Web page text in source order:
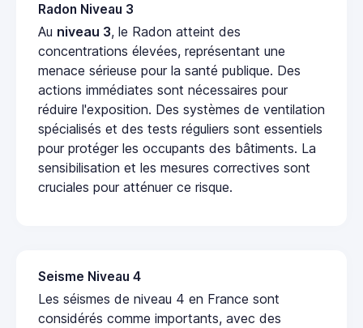
Radon Niveau 3
Au niveau 3, le Radon atteint des
concentrations élevées, représentant une
menace sérieuse pour la santé publique. Des
actions immédiates sont nécessaires pour
réduire l'exposition. Des systèmes de ventilation
spécialisés et des tests réguliers sont essentiels
pour protéger les occupants des bâtiments. La
sensibilisation et les mesures correctives sont
cruciales pour atténuer ce risque.
Seisme Niveau 4
Les séismes de niveau 4 en France sont
considérés comme importants, avec des